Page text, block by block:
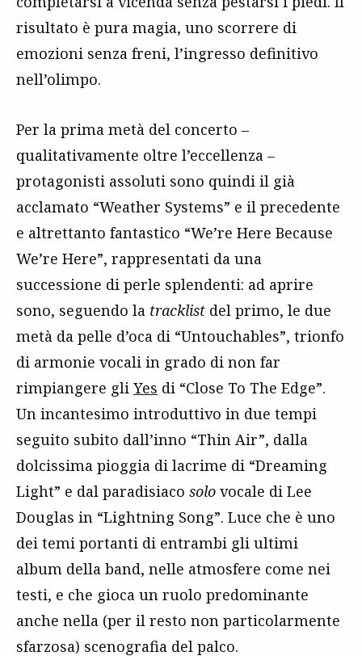
risultato è pura magia, uno scorrere di
emozioni senza freni, l’ingresso definitivo
nell’olimpo.
Per la prima metà del concerto –
qualitativamente oltre l’eccellenza –
protagonisti assoluti sono quindi il già
acclamato “Weather Systems” e il precedente
e altrettanto fantastico “We’re Here Because
We’re Here”, rappresentati da una
successione di perle splendenti: ad aprire
sono, seguendo la tracklist del primo, le due
metà da pelle d’oca di “Untouchables”, trionfo
di armonie vocali in grado di non far
rimpiangere gli Yes di “Close To The Edge”.
Un incantesimo introduttivo in due tempi
seguito subito dall’inno “Thin Air”, dalla
dolcissima pioggia di lacrime di “Dreaming
Light” e dal paradisiaco solo vocale di Lee
Douglas in “Lightning Song”. Luce che è uno
dei temi portanti di entrambi gli ultimi
album della band, nelle atmosfere come nei
testi, e che gioca un ruolo predominante
anche nella (per il resto non particolarmente
sfarzosa) scenografia del palco.